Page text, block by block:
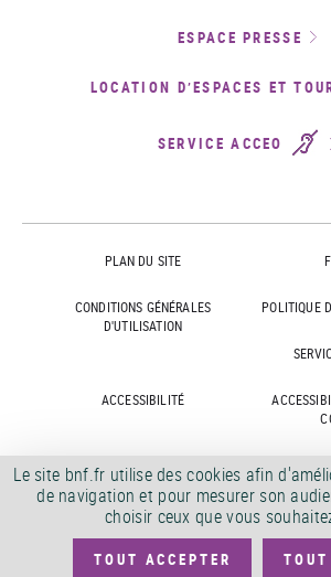
ESPACE PRESSE
LOCATION D’ESPACES ET
SERVICE ACCEO
PLAN DU SITE
CONDITIONS GÉNÉRALES
D'UTILISATION
POLITIQUE
ACCESSIBILITÉ
MARCHÉS PUBLICS
DÉMATÉRIALISATION FACTURES
©
Le site bnf.fr utilise des cookies afin
de navigation et pour mesurer son
choisir ceux que vous
TOUT ACCEPTER TOUT